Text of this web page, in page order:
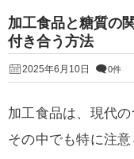
加工食品と糖質の
付き合う方法
2025年6月10日 0件
加工食品は、現代
その中でも特に注